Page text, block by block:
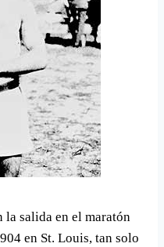
la salida en el maratón
en St. Louis, tan solo